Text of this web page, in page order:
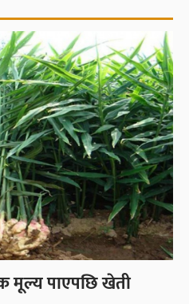
मूल्य पाएपछि खेती